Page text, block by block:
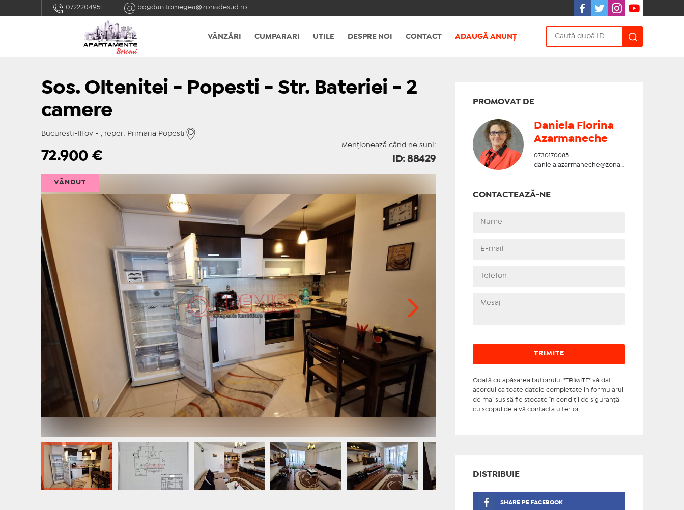
0722204951 bogdan.tomegea@zonadesud.ro
VÂNZĂRI CUMPARARI UTILE DESPRE NOI CONTACT ADAUGĂ ANUNȚ
Sos. Oltenitei - Popesti - Str. Bateriei - 2
camere
Bucuresti-Ilfov - , reper: Primaria Popesti
Menționează când ne suni:
72.900€ ID: 88429
VÂNDUT
PROMOVAT DE
Daniela Florina
Azarmaneche
0730170085
CONTACTEAZĂ-NE
Odată cu apăsarea butonului "TRIMITE" vă daţi
acordul ca toate datele completate în formularul
de mai sus să fie stocate în condiţii de siguranţă
cu scopul de a vă contacta ulterior.
DISTRIBUIE
SHARE PE FACEBOOK